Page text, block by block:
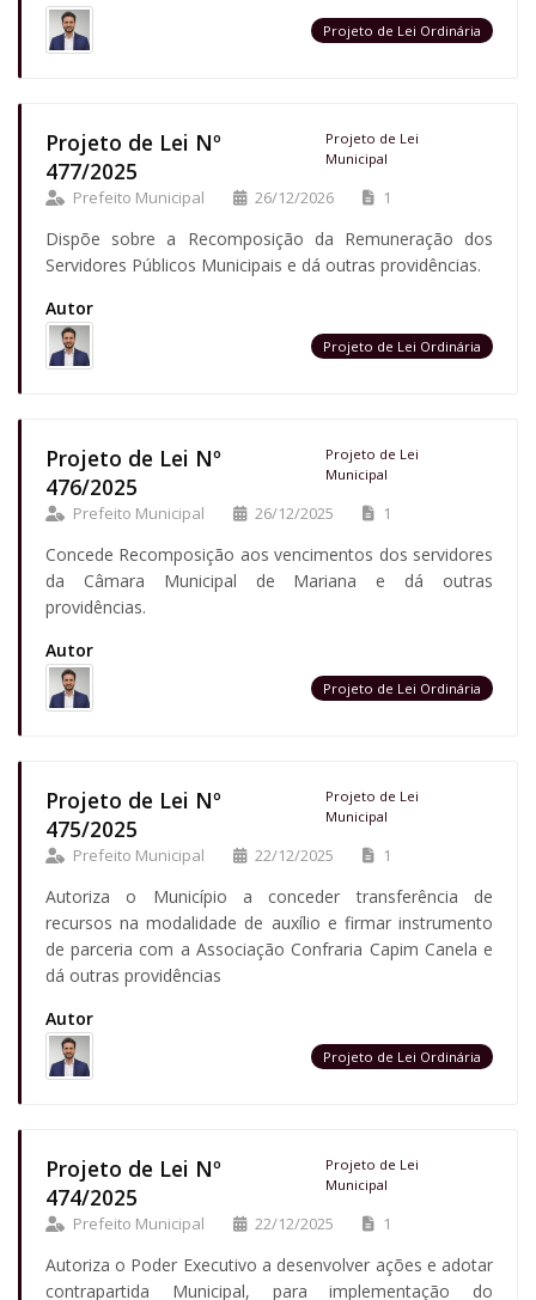
Projeto de Lei Ordinária
Projeto de Lei Nº
477/2025
Projeto de Lei
Municipal
Prefeito Municipal 26/12/2026 1
Dispõe sobre a Recomposição da Remuneração dos
Servidores Públicos Municipais e dá outras providências.
Autor
Projeto de Lei Ordinária
Projeto de Lei Nº
476/2025
Projeto de Lei
Municipal
Prefeito Municipal 26/12/2025 1
Concede Recomposição aos vencimentos dos servidores
da Câmara Municipal de Mariana e dá outras
providências.
Autor
Projeto de Lei Ordinária
Projeto de Lei Nº
475/2025
Projeto de Lei
Municipal
Prefeito Municipal 22/12/2025 1
Autoriza o Município a conceder transferência de
recursos na modalidade de auxílio e firmar instrumento
de parceria com a Associação Confraria Capim Canela e
dá outras providências
Autor
Projeto de Lei Ordinária
Projeto de Lei Nº
474/2025
Projeto de Lei
Municipal
Prefeito Municipal 22/12/2025 1
Autoriza o Poder Executivo a desenvolver ações e adotar
contrapartida Municipal, para implementação do